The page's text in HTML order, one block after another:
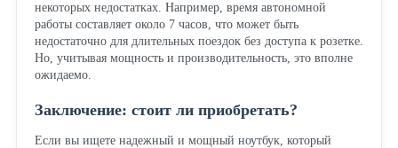
некоторых недостатках. Например, время автономной
работы составляет около 7 часов, что может быть
недостаточно для длительных поездок без доступа к розетке.
Но, учитывая мощность и производительность, это вполне
ожидаемо.
Заключение: стоит ли приобретать?
Если вы ищете надежный и мощный ноутбук, который